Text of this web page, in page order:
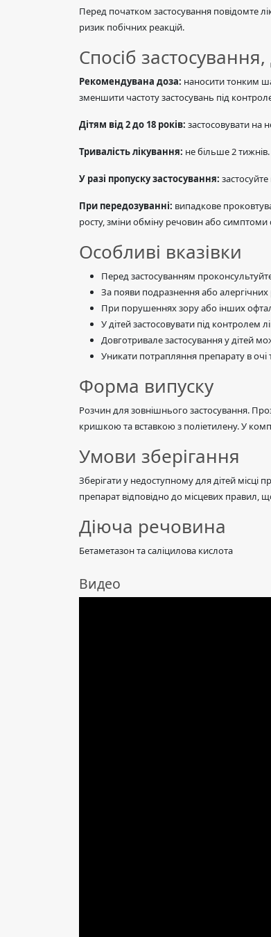
Перед початком застосування повідомте
ризик побічних реакцій.
Спосіб
Рекомендувана доза: наносити тонким
зменшити частоту застосувань під
Дітям від 2 до 18 років: застосовувати на
Тривалість лікування: не більше 2
У разі пропуску застосування:
При передозуванні: випадкове
росту, зміни обміну речовин або
Особливі вказівки
Перед застосуванням
За появи подразнення або
При порушеннях зору або інших
У дітей застосовувати під контролем
Довготривале застосування у дітей
Уникати потрапляння препарату в очі
Форма випуску
Розчин для зовнішнього застосування.
кришкою та вставкою з поліетилену. У
Умови зберігання
Зберігати у недоступному для дітей місці
препарат відповідно до місцевих
Діюча речовина
Бетаметазон та саліцилова кислота
Видео